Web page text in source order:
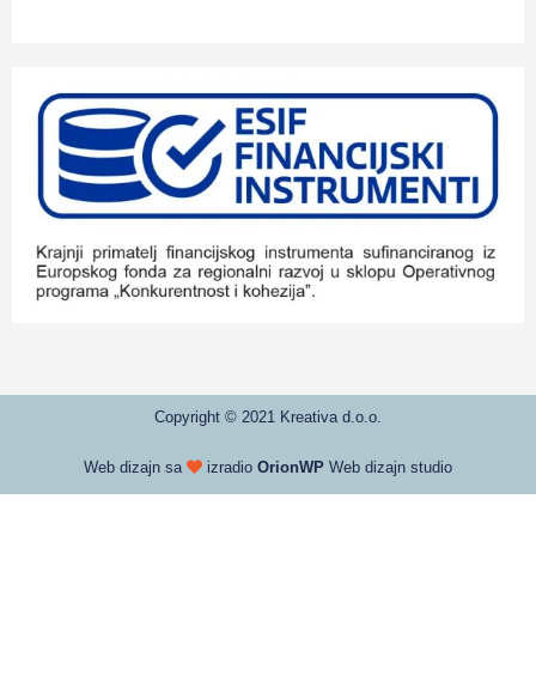
Copyright © 2021 Kreativa d.o.o.
Web dizajn sa izradio OrionWP Web dizajn studio